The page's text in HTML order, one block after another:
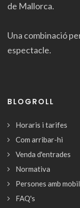
de Mallorca.
Una combinació
espectacle.
BLOGROLL
Horaris i tarifes
Com arribar-hi
Venda d'entrades
Normativa
Persones amb
FAQ's